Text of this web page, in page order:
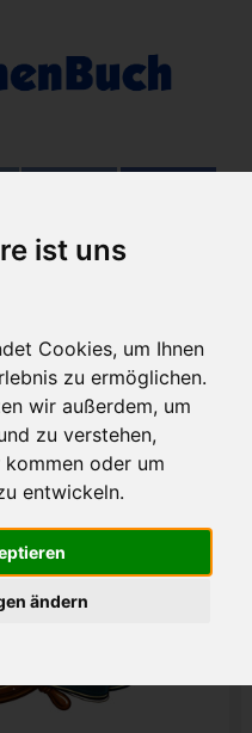
ist uns
Cookies, um Ihnen
zu ermöglichen.
wir außerdem, um
zu verstehen,
kommen oder um
entwickeln.
ändern